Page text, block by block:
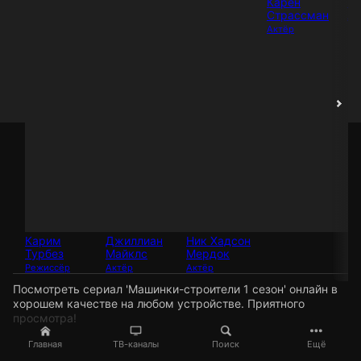
Главная ТВ-каналы Поиск Ещё
Карим
Турбез
Режиссёр
Джиллиан
Майклс
Актёр
Ник Хадсон
Мердок
Актёр
Страссман
Актёр
Посмотреть сериал 'Машинки-строители 1 сезон' онлайн в
хорошем качестве на любом устройстве. Приятного
просмотра!